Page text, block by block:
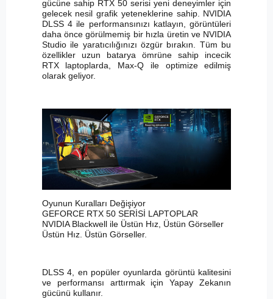
gücüne sahip RTX 50 serisi yeni deneyimler için
gelecek nesil grafik yeteneklerine sahip. NVIDIA
DLSS 4 ile performansınızı katlayın, görüntüleri
daha önce görülmemiş bir hızla üretin ve NVIDIA
Studio ile yaratıcılığınızı özgür bırakın. Tüm bu
özellikler uzun batarya ömrüne sahip incecik
RTX laptoplarda, Max-Q ile optimize edilmiş
olarak geliyor.
Oyunun Kuralları Değişiyor
GEFORCE RTX 50 SERİSİ LAPTOPLAR
NVIDIA Blackwell ile Üstün Hız, Üstün Görseller
Üstün Hız. Üstün Görseller.
DLSS 4, en popüler oyunlarda görüntü kalitesini
ve performansı arttırmak için Yapay Zekanın
gücünü kullanır.